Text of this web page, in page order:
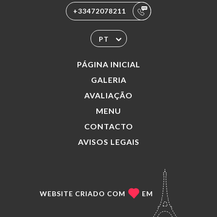
+33472078211
PT
PÁGINA INICIAL
GALERIA
AVALIAÇÃO
MENU
CONTACTO
AVISOS LEGAIS
WEBSITE CRIADO COM EM